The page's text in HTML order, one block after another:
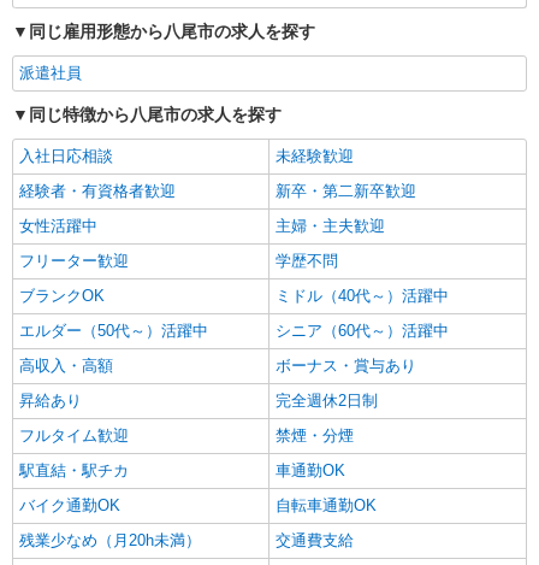
キープ
派遣社員
株式会社kotrio /●OS-H2-2009559
向かう先は、笑顔の待つ場所！デイサービスの
サポート＆送迎STAFF
時給1550円〜2187円 ＜日払い有/週払い有/交
通費全支給(ガソリン代含む)＞
八尾市
詳細を見る
同じ雇用形態から八尾市の求人を探す
派遣社員
同じ特徴から八尾市の求人を探す
入社日応相談
未経験歓迎
経験者・有資格者歓迎
新卒・第二新卒歓迎
女性活躍中
主婦・主夫歓迎
フリーター歓迎
学歴不問
ブランクOK
ミドル（40代～）活躍中
エルダー（50代～）活躍中
シニア（60代～）活躍中
高収入・高額
ボーナス・賞与あり
昇給あり
完全週休2日制
フルタイム歓迎
禁煙・分煙
駅直結・駅チカ
車通勤OK
バイク通勤OK
自転車通勤OK
残業少なめ（月20h未満）
交通費支給